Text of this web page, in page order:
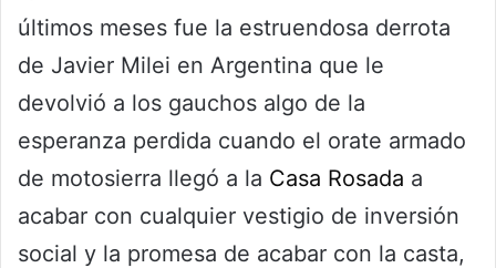
últimos meses fue la estruendosa derrota
de Javier Milei en Argentina que le
devolvió a los gauchos algo de la
esperanza perdida cuando el orate armado
de motosierra llegó a la Casa Rosada a
acabar con cualquier vestigio de inversión
social y la promesa de acabar con la casta,